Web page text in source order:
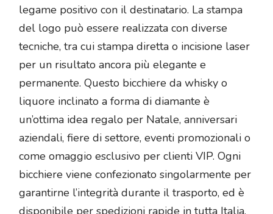
legame positivo con il destinatario. La stampa
del logo può essere realizzata con diverse
tecniche, tra cui stampa diretta o incisione laser
per un risultato ancora più elegante e
permanente. Questo bicchiere da whisky o
liquore inclinato a forma di diamante è
un’ottima idea regalo per Natale, anniversari
aziendali, fiere di settore, eventi promozionali o
come omaggio esclusivo per clienti VIP. Ogni
bicchiere viene confezionato singolarmente per
garantirne l’integrità durante il trasporto, ed è
disponibile per spedizioni rapide in tutta Italia.